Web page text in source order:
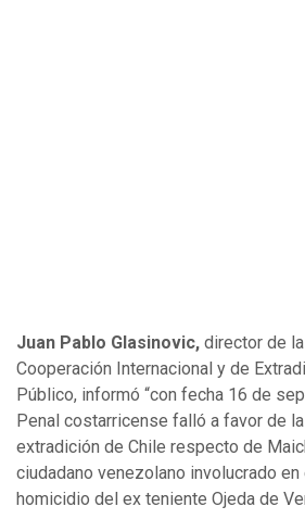
Juan Pablo Glasinovic, director de
Cooperación Internacional y de
Público, informó “con fecha 16 de
Penal costarricense falló a favor de
extradición de Chile respecto de
ciudadano venezolano involucrado
homicidio del ex teniente Ojeda de